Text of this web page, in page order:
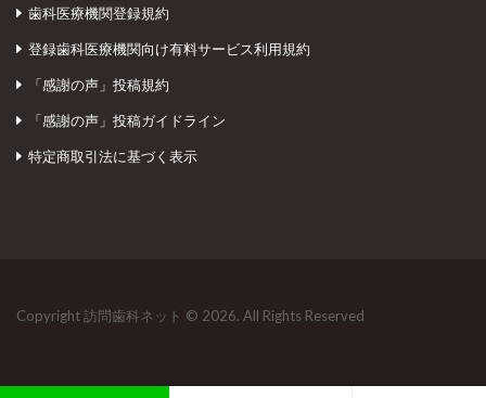
歯科医療機関登録規約
登録歯科医療機関向け有料サービス利用規約
「感謝の声」投稿規約
「感謝の声」投稿ガイドライン
特定商取引法に基づく表示
Copyright 訪問歯科ネット © 2026. All Rights Reserved